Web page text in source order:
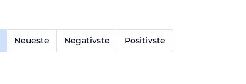
Neueste Negativste Positivste